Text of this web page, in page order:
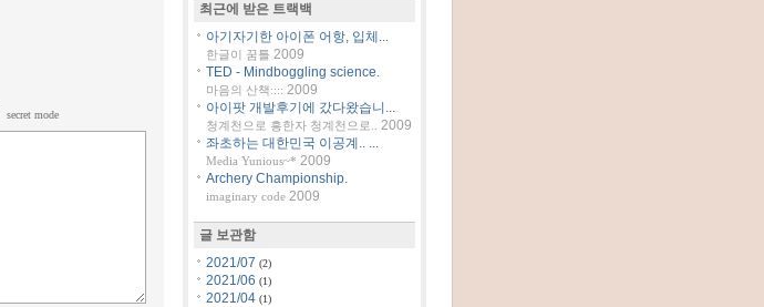
secret mode
최근에 받은 트랙백
아기자기한 아이폰 어항, 입체...
한글이 꿈틀 2009
TED - Mindboggling science.
마음의 산책:::: 2009
아이팟 개발후기에 갔다왔습니...
청계천으로 흥한자 청계천으로..
2009
좌초하는 대한민국 이공계.. ...
Media Yunious~* 2009
Archery Championship.
imaginary code 2009
글 보관함
2021/07 (2)
2021/06 (1)
2021/04 (1)